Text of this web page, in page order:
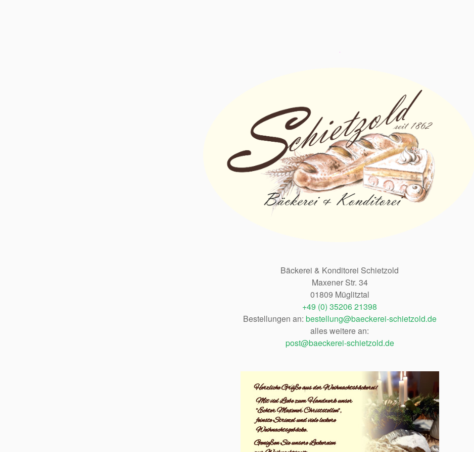
Bäckerei & Konditorei Schietzold
Maxener Str. 34
01809 Müglitztal
+49 (0) 35206 21398
Bestellungen an: bestellung@baeckerei-schietzold.de
alles weitere an:
post@baeckerei-schietzold.de